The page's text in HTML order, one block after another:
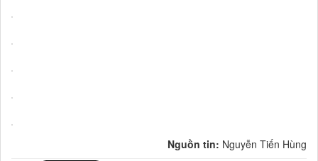
Nguồn tin: Nguyễn Tiến Hùng